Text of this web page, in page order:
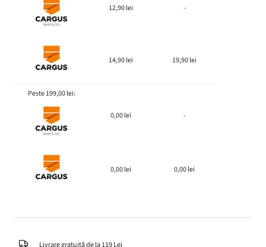
12,90 lei -
14,90 lei 19,90 lei
Peste 199,00 lei:
0,00 lei -
0,00 lei 0,00 lei
Livrare gratuită de la 119 Lei